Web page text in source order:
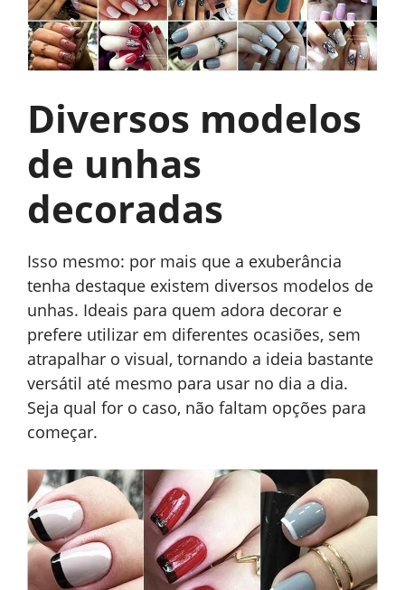
Diversos modelos
de unhas
decoradas
Isso mesmo: por mais que a exuberância
tenha destaque existem diversos modelos de
unhas. Ideais para quem adora decorar e
prefere utilizar em diferentes ocasiões, sem
atrapalhar o visual, tornando a ideia bastante
versátil até mesmo para usar no dia a dia.
Seja qual for o caso, não faltam opções para
começar.